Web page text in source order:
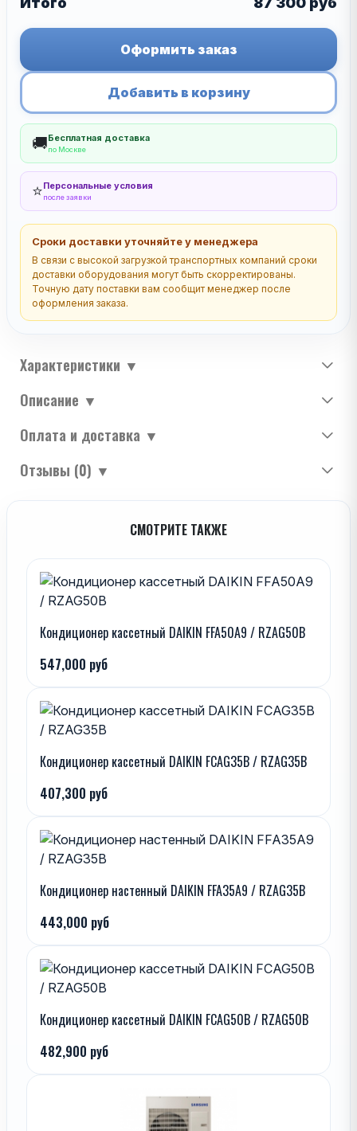
Оформить заказ
Добавить в корзину
🚚Бесплатная доставка
по Москве
⭐Персональные условия
после заявки
Сроки доставки уточняйте у менеджера
В связи с высокой загрузкой транспортных компаний сроки
доставки оборудования могут быть скорректированы.
Точную дату поставки вам сообщит менеджер после
оформления заказа.
Характеристики ▼
Описание ▼
Оплата и доставка ▼
Отзывы (0) ▼
СМОТРИТЕ ТАКЖЕ
Кондиционер кассетный DAIKIN FFA50A9 / RZAG50B
547,000 руб
Кондиционер кассетный DAIKIN FCAG35B / RZAG35B
407,300 руб
Кондиционер настенный DAIKIN FFA35A9 / RZAG35B
443,000 руб
Кондиционер кассетный DAIKIN FCAG50B / RZAG50B
482,900 руб